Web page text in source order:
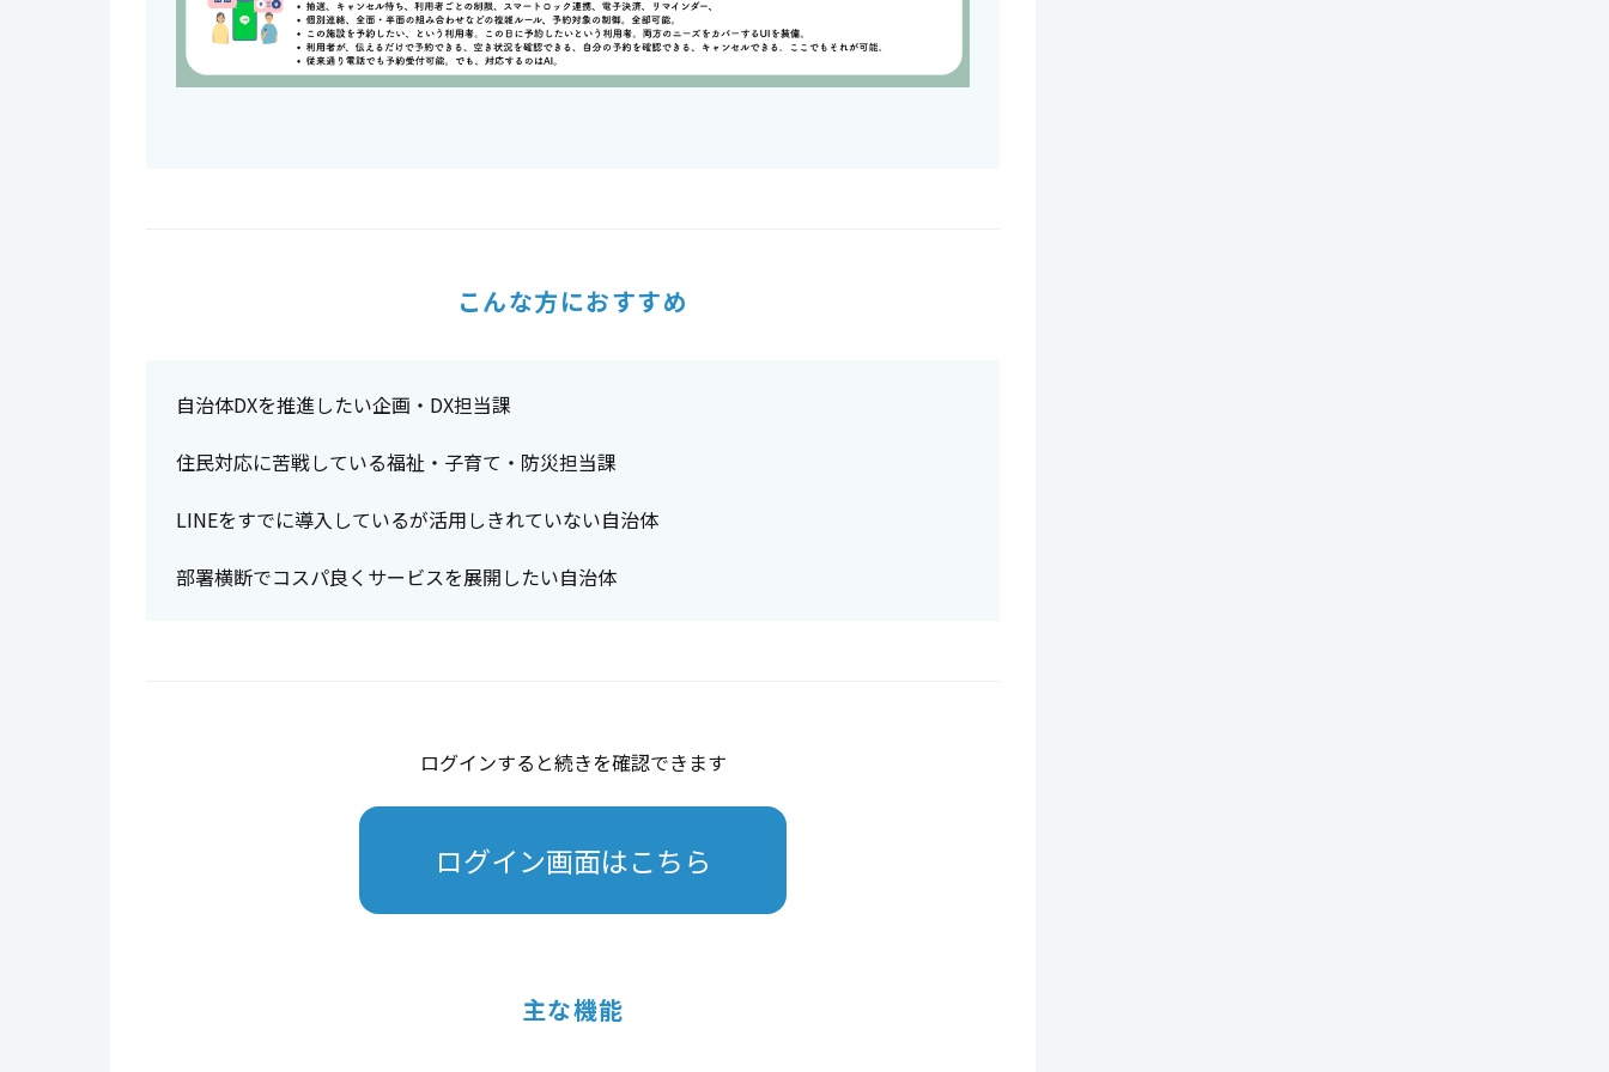
こんな方におすすめ
自治体DXを推進したい企画・DX担当課
住民対応に苦戦している福祉・子育て・防災担当課
LINEをすでに導入しているが活用しきれていない自治体
部署横断でコスパ良くサービスを展開したい自治体
ログインすると続きを確認できます
ログイン画面はこちら
主な機能